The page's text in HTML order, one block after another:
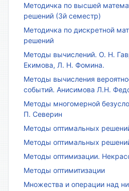
Методичка по высшей
решений (3й семестр)
Методичка по дискретной
решений
Методы вычислений. О. Н.
Екимова, Л. Н. Фомина.
Методы вычисления
событий. Анисимова Л.Н.
Методы многомерной
П. Северин
Методы оптимальных
Методы оптимальных
Методы оптимизации.
Методы оптимитизации
Множества и операции над